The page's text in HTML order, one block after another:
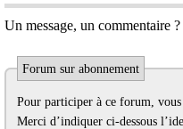
Un message, un commentaire ?
Forum sur abonnement
Pour participer à ce forum, vous devez vous enregistrer au préalable.
Merci d’indiquer ci-dessous l’identifiant personnel qui vous a été